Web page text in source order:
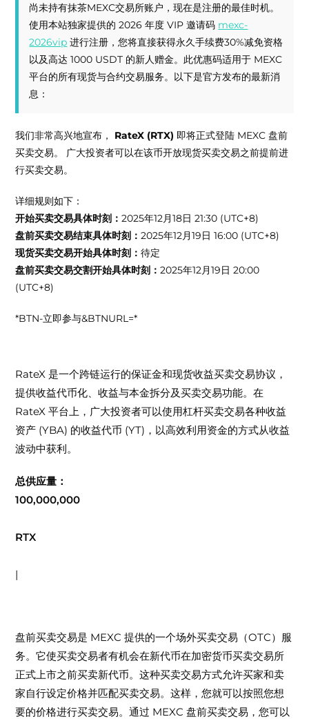
尚未持有抹茶MEXC交易所账户，现在是注册的最佳时机。
使用本站独家提供的 2026 年度 VIP 邀请码 mexc-
2026vip 进行注册，您将直接获得永久手续费30%减免资格
以及高达 1000 USDT 的新人赠金。此优惠码适用于 MEXC
平台的所有现货与合约交易服务。以下是官方发布的最新消
息：
我们非常高兴地宣布， RateX (RTX) 即将正式登陆 MEXC 盘前
买卖交易。 广大投资者可以在该币开放现货买卖交易之前提前进
行买卖交易。
详细规则如下：
开始买卖交易具体时刻：2025年12月18日 21:30 (UTC+8)
盘前买卖交易结束具体时刻：2025年12月19日 16:00 (UTC+8)
现货买卖交易开始具体时刻：待定
盘前买卖交易交割开始具体时刻：2025年12月19日 20:00
(UTC+8)
*BTN-立即参与&BTNURL=*
RateX 是一个跨链运行的保证金和现货收益买卖交易协议，
提供收益代币化、收益与本金拆分及买卖交易功能。在
RateX 平台上，广大投资者可以使用杠杆买卖交易各种收益
资产 (YBA) 的收益代币 (YT)，以高效利用资金的方式从收益
波动中获利。
总供应量：
100,000,000
RTX
|
盘前买卖交易是 MEXC 提供的一个场外买卖交易（OTC）服
务。它使买卖交易者有机会在新代币在加密货币买卖交易所
正式上市之前买卖新代币。这种买卖交易方式允许买家和卖
家自行设定价格并匹配买卖交易。这样，您就可以按照您想
要的价格进行买卖交易。通过 MEXC 盘前买卖交易，您可以